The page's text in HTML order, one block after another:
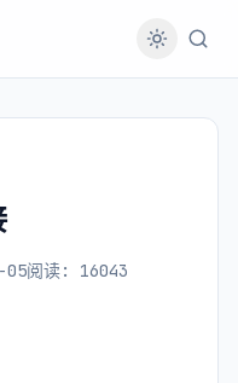
05阅读: 16043